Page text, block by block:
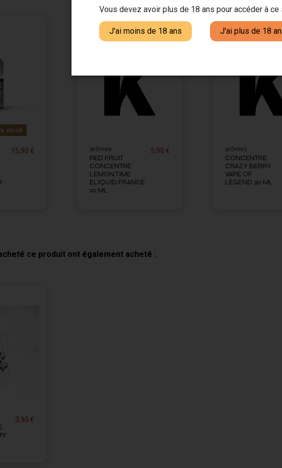
stock
15,90 € arômes
RED FRUIT
CONCENTRE
LEMON TIME
ELIQUID FRANCE
10 ML
5,90 € arômes
CONCENTRE
CRAZY BERRY
VAPE OF
LEGEND 30 ML
ce produit ont également acheté :
3,90 €
Vous devez avoir plus de 18 ans pour accéder à ce
J'ai moins de 18 ans J'ai plus de 18